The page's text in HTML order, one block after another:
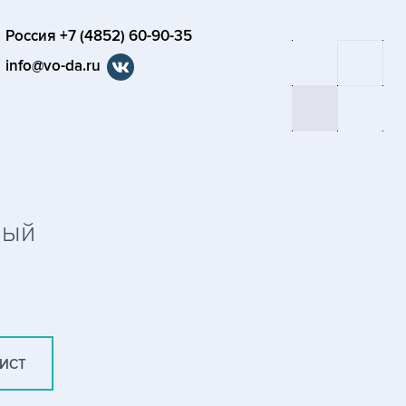
Россия +7 (4852) 60-90-35
info@vo-da.ru